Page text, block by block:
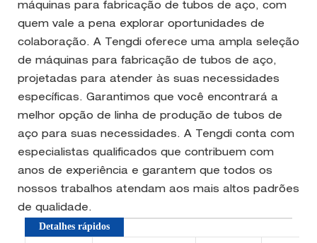
máquinas para fabricação de tubos de aço, com
quem vale a pena explorar oportunidades de
colaboração. A Tengdi oferece uma ampla seleção
de máquinas para fabricação de tubos de aço,
projetadas para atender às suas necessidades
específicas. Garantimos que você encontrará a
melhor opção de linha de produção de tubos de
aço para suas necessidades. A Tengdi conta com
especialistas qualificados que contribuem com
anos de experiência e garantem que todos os
nossos trabalhos atendam aos mais altos padrões
de qualidade.
Detalhes rápidos